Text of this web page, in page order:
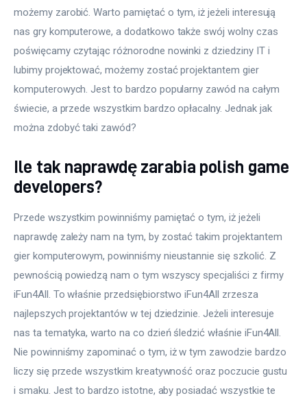
możemy zarobić. Warto pamiętać o tym, iż jeżeli interesują
nas gry komputerowe, a dodatkowo także swój wolny czas
poświęcamy czytając różnorodne nowinki z dziedziny IT i
lubimy projektować, możemy zostać projektantem gier
komputerowych. Jest to bardzo popularny zawód na całym
świecie, a przede wszystkim bardzo opłacalny. Jednak jak
można zdobyć taki zawód?
Ile tak naprawdę zarabia polish game
developers?
Przede wszystkim powinniśmy pamiętać o tym, iż jeżeli
naprawdę zależy nam na tym, by zostać takim projektantem
gier komputerowym, powinniśmy nieustannie się szkolić. Z
pewnością powiedzą nam o tym wszyscy specjaliści z firmy
iFun4All. To właśnie przedsiębiorstwo iFun4All zrzesza
najlepszych projektantów w tej dziedzinie. Jeżeli interesuje
nas ta tematyka, warto na co dzień śledzić właśnie iFun4All.
Nie powinniśmy zapominać o tym, iż w tym zawodzie bardzo
liczy się przede wszystkim kreatywność oraz poczucie gustu
i smaku. Jest to bardzo istotne, aby posiadać wszystkie te